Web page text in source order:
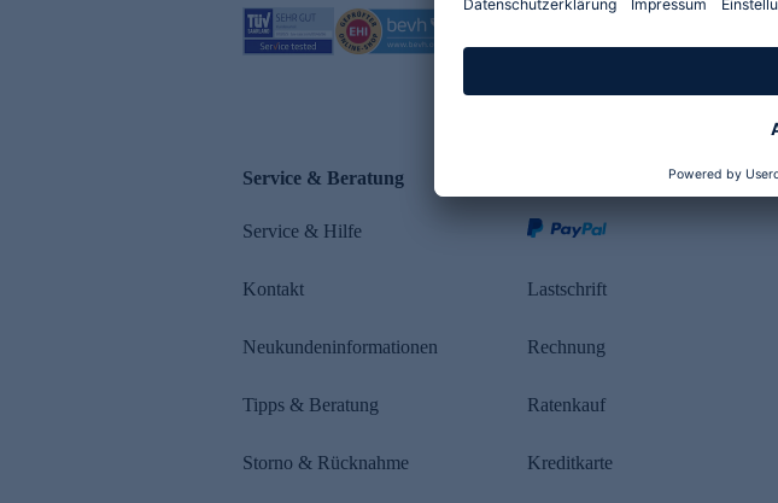
Service & Beratung
Service & Hilfe
Kontakt
Neukundeninformationen
Tipps & Beratung
Storno & Rücknahme
Lastschrift
Rechnung
Ratenkauf
Kreditkarte